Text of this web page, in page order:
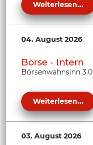
Weiterlesen...
04. August 2026
Börse - Intern
Börsenwahnsinn
Weiterlesen...
03. August 2026